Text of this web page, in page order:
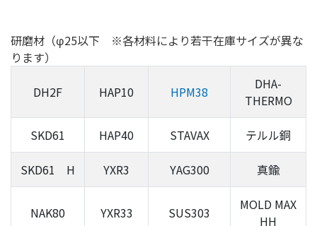
研磨材（φ25以下 ※各材料により若干在庫サイズが異な
ります）
DH2F HAP10 HPM38
DHA-
THERMO
SKD61 HAP40 STAVAX テルル銅
SKD61 H YXR3 YAG300 真鍮
NAK80 YXR33 SUS303
MOLD MAX
HH